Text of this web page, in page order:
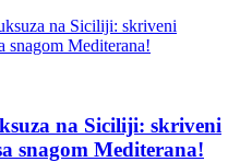
na Siciliji: skriveni
snagom Mediterana!